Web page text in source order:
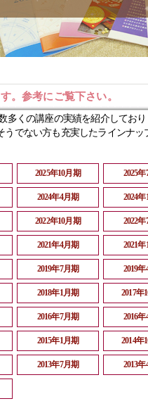
。参考にご覧下さい。
多くの講座の実績を紹介してお
うでない方も充実したラインナッ
2025年10月期 2025
2024年4月期 2024
2022年10月期 2022
2021年4月期 2021
2019年7月期 2019
2018年1月期 2017年
2016年7月期 2016
2015年1月期 2014年
2013年7月期 2013